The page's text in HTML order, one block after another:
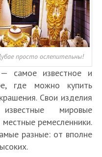
просто ослепительны!
самое известное и
где можно купить
Свои изделия
мировые
ремесленники.
разные: от вполне